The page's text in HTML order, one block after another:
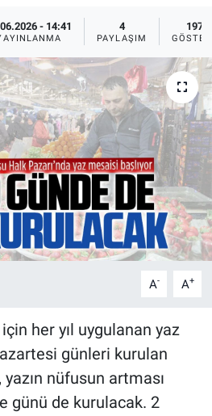
- 14:41 4
PAYLAŞIM
1974
A- A+
her yıl uygulanan yaz
günleri kurulan
nüfusun artması
günü de kurulacak. 2